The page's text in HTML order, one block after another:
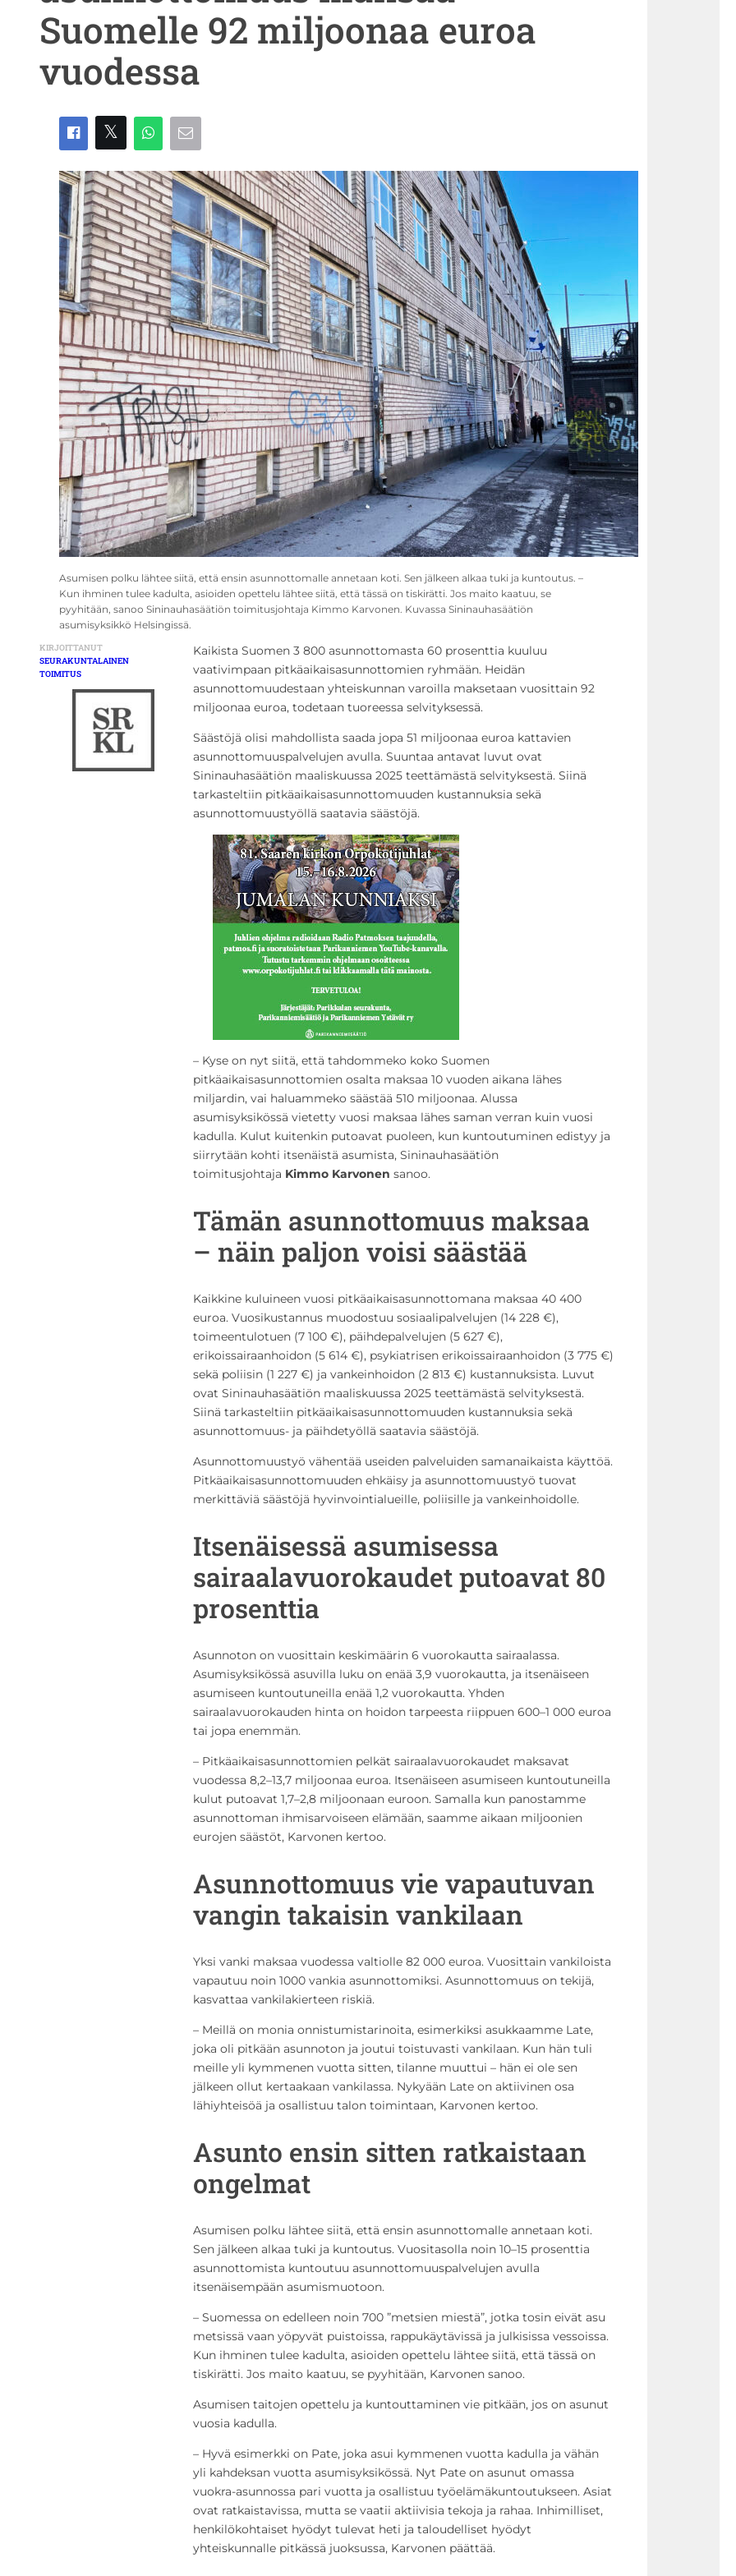
Suomelle 92 miljoonaa euroa
vuodessa
Asumisen polku lähtee siitä, että ensin asunnottomalle annetaan koti. Sen jälkeen alkaa tuki ja kuntoutus. –
Kun ihminen tulee kadulta, asioiden opettelu lähtee siitä, että tässä on tiskirätti. Jos maito kaatuu, se
pyyhitään, sanoo Sininauhasäätiön toimitusjohtaja Kimmo Karvonen. Kuvassa Sininauhasäätiön
asumisyksikkö Helsingissä.
KIRJOITTANUT
SEURAKUNTALAINEN
TOIMITUS
Kaikista Suomen 3 800 asunnottomasta 60 prosenttia kuuluu
vaativimpaan pitkäaikaisasunnottomien ryhmään. Heidän
asunnottomuudestaan yhteiskunnan varoilla maksetaan vuosittain 92
miljoonaa euroa, todetaan tuoreessa selvityksessä.
Säästöjä olisi mahdollista saada jopa 51 miljoonaa euroa kattavien
asunnottomuuspalvelujen avulla. Suuntaa antavat luvut ovat
Sininauhasäätiön maaliskuussa 2025 teettämästä selvityksestä. Siinä
tarkasteltiin pitkäaikaisasunnottomuuden kustannuksia sekä
asunnottomuustyöllä saatavia säästöjä.
– Kyse on nyt siitä, että tahdommeko koko Suomen
pitkäaikaisasunnottomien osalta maksaa 10 vuoden aikana lähes
miljardin, vai haluammeko säästää 510 miljoonaa. Alussa
asumisyksikössä vietetty vuosi maksaa lähes saman verran kuin vuosi
kadulla. Kulut kuitenkin putoavat puoleen, kun kuntoutuminen edistyy ja
siirrytään kohti itsenäistä asumista, Sininauhasäätiön
toimitusjohtaja Kimmo Karvonen sanoo.
Tämän asunnottomuus maksaa
– näin paljon voisi säästää
Kaikkine kuluineen vuosi pitkäaikaisasunnottomana maksaa 40 400
euroa. Vuosikustannus muodostuu sosiaalipalvelujen (14 228 €),
toimeentulotuen (7 100 €), päihdepalvelujen (5 627 €),
erikoissairaanhoidon (5 614 €), psykiatrisen erikoissairaanhoidon (3 775 €)
sekä poliisin (1 227 €) ja vankeinhoidon (2 813 €) kustannuksista. Luvut
ovat Sininauhasäätiön maaliskuussa 2025 teettämästä selvityksestä.
Siinä tarkasteltiin pitkäaikaisasunnottomuuden kustannuksia sekä
asunnottomuus- ja päihdetyöllä saatavia säästöjä.
Asunnottomuustyö vähentää useiden palveluiden samanaikaista käyttöä.
Pitkäaikaisasunnottomuuden ehkäisy ja asunnottomuustyö tuovat
merkittäviä säästöjä hyvinvointialueille, poliisille ja vankeinhoidolle.
Itsenäisessä asumisessa
sairaalavuorokaudet putoavat 80
prosenttia
Asunnoton on vuosittain keskimäärin 6 vuorokautta sairaalassa.
Asumisyksikössä asuvilla luku on enää 3,9 vuorokautta, ja itsenäiseen
asumiseen kuntoutuneilla enää 1,2 vuorokautta. Yhden
sairaalavuorokauden hinta on hoidon tarpeesta riippuen 600–1 000 euroa
tai jopa enemmän.
– Pitkäaikaisasunnottomien pelkät sairaalavuorokaudet maksavat
vuodessa 8,2–13,7 miljoonaa euroa. Itsenäiseen asumiseen kuntoutuneilla
kulut putoavat 1,7–2,8 miljoonaan euroon. Samalla kun panostamme
asunnottoman ihmisarvoiseen elämään, saamme aikaan miljoonien
eurojen säästöt, Karvonen kertoo.
Asunnottomuus vie vapautuvan
vangin takaisin vankilaan
Yksi vanki maksaa vuodessa valtiolle 82 000 euroa. Vuosittain vankiloista
vapautuu noin 1000 vankia asunnottomiksi. Asunnottomuus on tekijä,
kasvattaa vankilakierteen riskiä.
– Meillä on monia onnistumistarinoita, esimerkiksi asukkaamme Late,
joka oli pitkään asunnoton ja joutui toistuvasti vankilaan. Kun hän tuli
meille yli kymmenen vuotta sitten, tilanne muuttui – hän ei ole sen
jälkeen ollut kertaakaan vankilassa. Nykyään Late on aktiivinen osa
lähiyhteisöä ja osallistuu talon toimintaan, Karvonen kertoo.
Asunto ensin sitten ratkaistaan
ongelmat
Asumisen polku lähtee siitä, että ensin asunnottomalle annetaan koti.
Sen jälkeen alkaa tuki ja kuntoutus. Vuositasolla noin 10–15 prosenttia
asunnottomista kuntoutuu asunnottomuuspalvelujen avulla
itsenäisempään asumismuotoon.
– Suomessa on edelleen noin 700 ”metsien miestä”, jotka tosin eivät asu
metsissä vaan yöpyvät puistoissa, rappukäytävissä ja julkisissa vessoissa.
Kun ihminen tulee kadulta, asioiden opettelu lähtee siitä, että tässä on
tiskirätti. Jos maito kaatuu, se pyyhitään, Karvonen sanoo.
Asumisen taitojen opettelu ja kuntouttaminen vie pitkään, jos on asunut
vuosia kadulla.
– Hyvä esimerkki on Pate, joka asui kymmenen vuotta kadulla ja vähän
yli kahdeksan vuotta asumisyksikössä. Nyt Pate on asunut omassa
vuokra-asunnossa pari vuotta ja osallistuu työelämäkuntoutukseen. Asiat
ovat ratkaistavissa, mutta se vaatii aktiivisia tekoja ja rahaa. Inhimilliset,
henkilökohtaiset hyödyt tulevat heti ja taloudelliset hyödyt
yhteiskunnalle pitkässä juoksussa, Karvonen päättää.